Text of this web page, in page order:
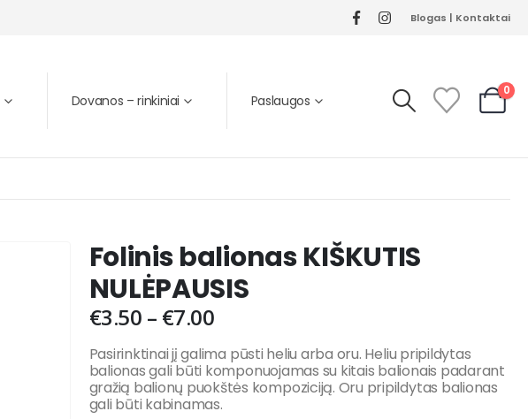
Blogas | Kontaktai
Dovanos – rinkiniai Paslaugos
0
Folinis balionas KIŠKUTIS
NULĖPAUSIS
€3.50 – €7.00
Pasirinktinai jį galima pūsti heliu arba oru. Heliu pripildytas
balionas gali būti komponuojamas su kitais balionais padarant
gražią balionų puokštės kompoziciją. Oru pripildytas balionas
gali būti kabinamas.